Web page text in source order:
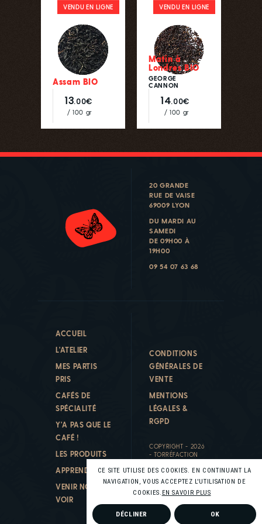
CE SITE UTILISE DES COOKIES. EN CONTINUANT LA
NAVIGATION, VOUS ACCEPTEZ L'UTILISATION DE
COOKIES. EN SAVOIR PLUS
DÉCLINER OK
VENDU EN LIGNE
Assam BIO
13.00€
/ 100 gr
VENDU EN LIGNE
Matin à
Londres BIO
GEORGE
CANNON
14.00€
/ 100 gr
20 GRANDE
RUE DE VAISE
69009 LYON
DU MARDI AU
SAMEDI
DE 09H00 À
19H00
09 54 07 63 68
ACCUEIL
L'ATELIER
MES PARTIS
PRIS
CAFÉS DE
SPÉCIALITÉ
Y'A PAS QUE LE
CAFÉ !
LES PRODUITS
APPRENDRE
VENIR NOUS
VOIR
CONDITIONS
GÉNÉRALES DE
VENTE
MENTIONS
LÉGALES &
RGPD
COPYRIGHT - 2026
- TORRÉFACTION
DÉVELOPPEMENT
: KALFEUTRE